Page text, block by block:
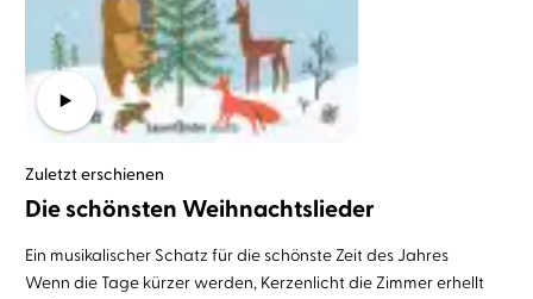
Zuletzt erschienen
Die schönsten Weihnachtslieder
Ein musikalischer Schatz für die schönste Zeit des Jahres
Wenn die Tage kürzer werden, Kerzenlicht die Zimmer erhellt